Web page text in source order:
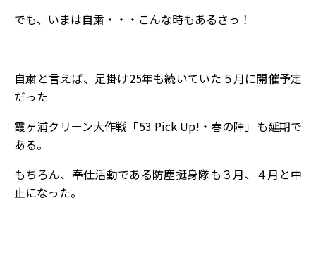
でも、いまは自粛・・・こんな時もあるさっ！
自粛と言えば、足掛け25年も続いていた５月に開催予定
だった
霞ヶ浦クリーン大作戦「53 Pick Up!・春の陣」も延期で
ある。
もちろん、奉仕活動である防塵挺身隊も３月、４月と中
止になった。